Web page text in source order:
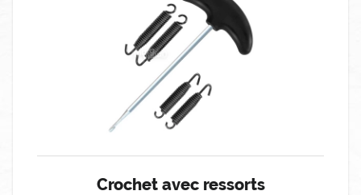
Crochet avec ressorts